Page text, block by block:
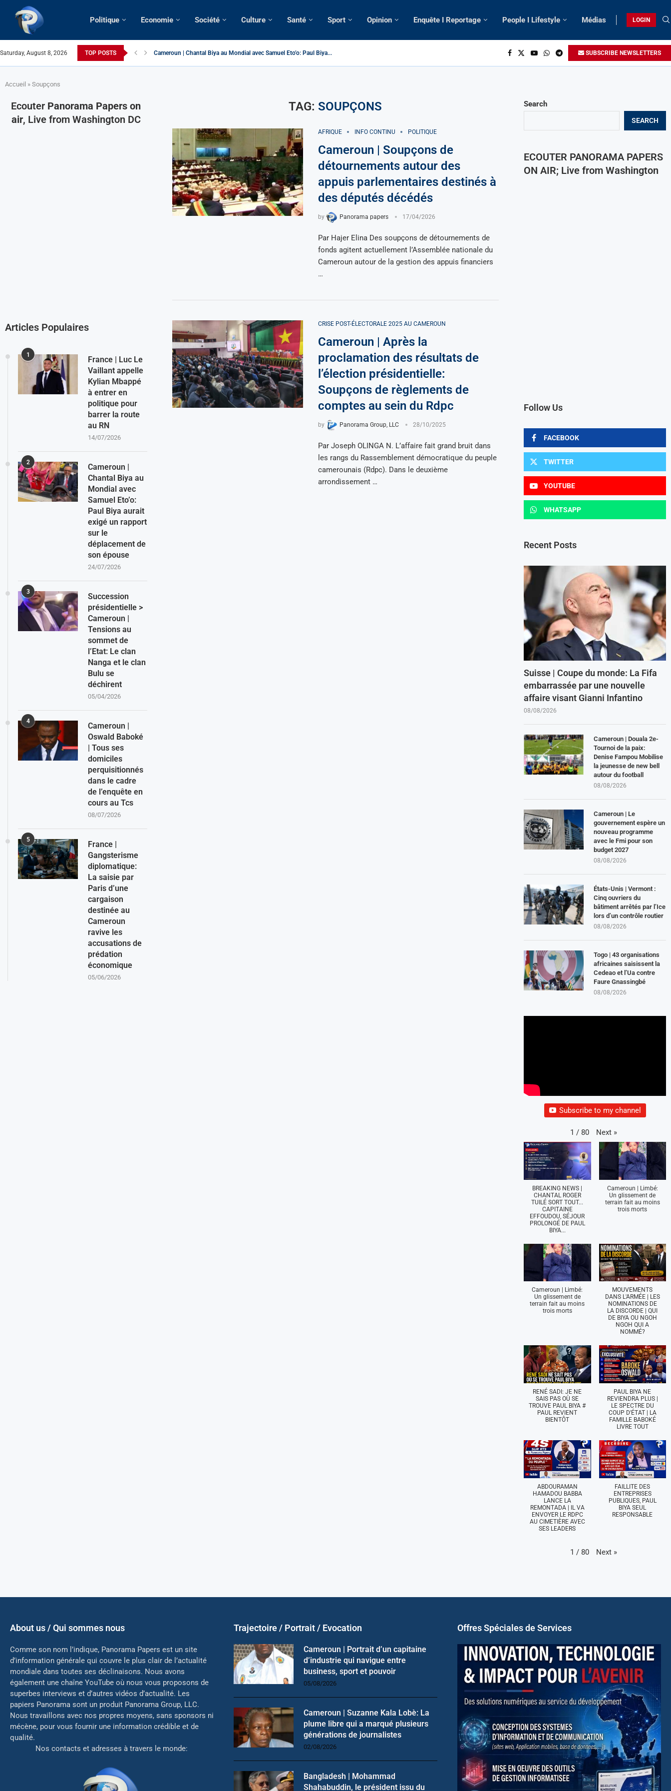
Politique Economie Société Culture Santé Sport Opinion Enquête I Reportage People I Lifestyle Médias LOGIN
Saturday, August 8, 2026 TOP POSTS Cameroun | Chantal Biya au Mondial avec Samuel Eto’o: Paul Biya...
Succession présidentielle > Cameroun | Tensions au sommet de l’Etat: Le...
SUBSCRIBE NEWSLETTERS
Accueil » Soupçons
TAG:SOUPÇONS
AFRIQUE INFO CONTINU POLITIQUE
Cameroun | Soupçons de
détournements autour des
appuis parlementaires destinés à
des députés décédés
by Panorama papers 17/04/2026
Par Hajer Elina Des soupçons de détournements de
fonds agitent actuellement l’Assemblée nationale du
Cameroun autour de la gestion des appuis financiers
…
CRISE POST-ÉLECTORALE 2025 AU CAMEROUN
Cameroun | Après la
proclamation des résultats de
l’élection présidentielle:
Soupçons de règlements de
comptes au sein du Rdpc
by Panorama Group, LLC 28/10/2025
Par Joseph OLINGA N. L’affaire fait grand bruit dans
les rangs du Rassemblement démocratique du peuple
camerounais (Rdpc). Dans le deuxième
arrondissement …
Search
SEARCH
ECOUTER PANORAMA PAPERS
ON AIR; Live from Washington
Follow Us
FACEBOOK
TWITTER
YOUTUBE
WHATSAPP
Recent Posts
Suisse | Coupe du monde: La Fifa
embarrassée par une nouvelle
affaire visant Gianni Infantino
08/08/2026
Cameroun | Douala 2e-
Tournoi de la paix:
Denise Fampou Mobilise
la jeunesse de new bell
autour du football
08/08/2026
Cameroun | Le
gouvernement espère un
nouveau programme
avec le Fmi pour son
budget 2027
08/08/2026
États-Unis | Vermont :
Cinq ouvriers du
bâtiment arrêtés par l’Ice
lors d’un contrôle routier
08/08/2026
Togo | 43 organisations
africaines saisissent la
Cedeao et l’Ua contre
Faure Gnassingbé
08/08/2026
Subscribe to my channel
1 / 80 Next »
BREAKING NEWS |
CHANTAL ROGER
TUILÉ SORT TOUT...
CAPITAINE
EFFOUDOU, SÉJOUR
PROLONGÉ DE PAUL
BIYA...
Cameroun | Limbé:
Un glissement de
terrain fait au moins
trois morts
Cameroun | Limbé:
Un glissement de
terrain fait au moins
trois morts
MOUVEMENTS
DANS L'ARMÉE | LES
NOMINATIONS DE
LA DISCORDE | QUI
DE BIYA OU NGOH
NGOH QUI A
NOMMÉ?
RENÉ SADI: JE NE
SAIS PAS OÙ SE
TROUVE PAUL BIYA #
PAUL REVIENT
BIENTÔT
PAUL BIYA NE
REVIENDRA PLUS |
LE SPECTRE DU
COUP D'ÉTAT | LA
FAMILLE BABOKÉ
LIVRE TOUT
ABDOURAMAN
HAMADOU BABBA
LANCE LA
REMONTADA | IL VA
ENVOYER LE RDPC
AU CIMETIÈRE AVEC
SES LEADERS
FAILLITE DES
ENTREPRISES
PUBLIQUES, PAUL
BIYA SEUL
RESPONSABLE
1 / 80 Next »
Ecouter Panorama Papers on
air, Live from Washington DC
Articles Populaires
1
France | Luc Le
Vaillant appelle
Kylian Mbappé
à entrer en
politique pour
barrer la route
au RN
14/07/2026
2
Cameroun |
Chantal Biya au
Mondial avec
Samuel Eto’o:
Paul Biya aurait
exigé un rapport
sur le
déplacement de
son épouse
24/07/2026
3
Succession
présidentielle >
Cameroun |
Tensions au
sommet de
l’Etat: Le clan
Nanga et le clan
Bulu se
déchirent
05/04/2026
4
Cameroun |
Oswald Baboké
| Tous ses
domiciles
perquisitionnés
dans le cadre
de l’enquête en
cours au Tcs
08/07/2026
5
France |
Gangsterisme
diplomatique:
La saisie par
Paris d’une
cargaison
destinée au
Cameroun
ravive les
accusations de
prédation
économique
05/06/2026
About us / Qui sommes nous
Comme son nom l’indique, Panorama Papers est un site
d’information générale qui couvre le plus clair de l’actualité
mondiale dans toutes ses déclinaisons. Nous avons
également une chaîne YouTube où nous vous proposons de
superbes interviews et d’autres vidéos d’actualité. Les
papiers Panorama sont un produit Panorama Group, LLC.
Nous travaillons avec nos propres moyens, sans sponsors ni
mécène, pour vous fournir une information crédible et de
qualité.
Nos contacts et adresses à travers le monde:
Trajectoire / Portrait / Evocation
Cameroun | Portrait d’un capitaine
d’industrie qui navigue entre
business, sport et pouvoir
05/08/2026
Cameroun | Suzanne Kala Lobè: La
plume libre qui a marqué plusieurs
générations de journalistes
02/08/2026
Bangladesh | Mohammad
Shahabuddin, le président issu du
Offres Spéciales de Services